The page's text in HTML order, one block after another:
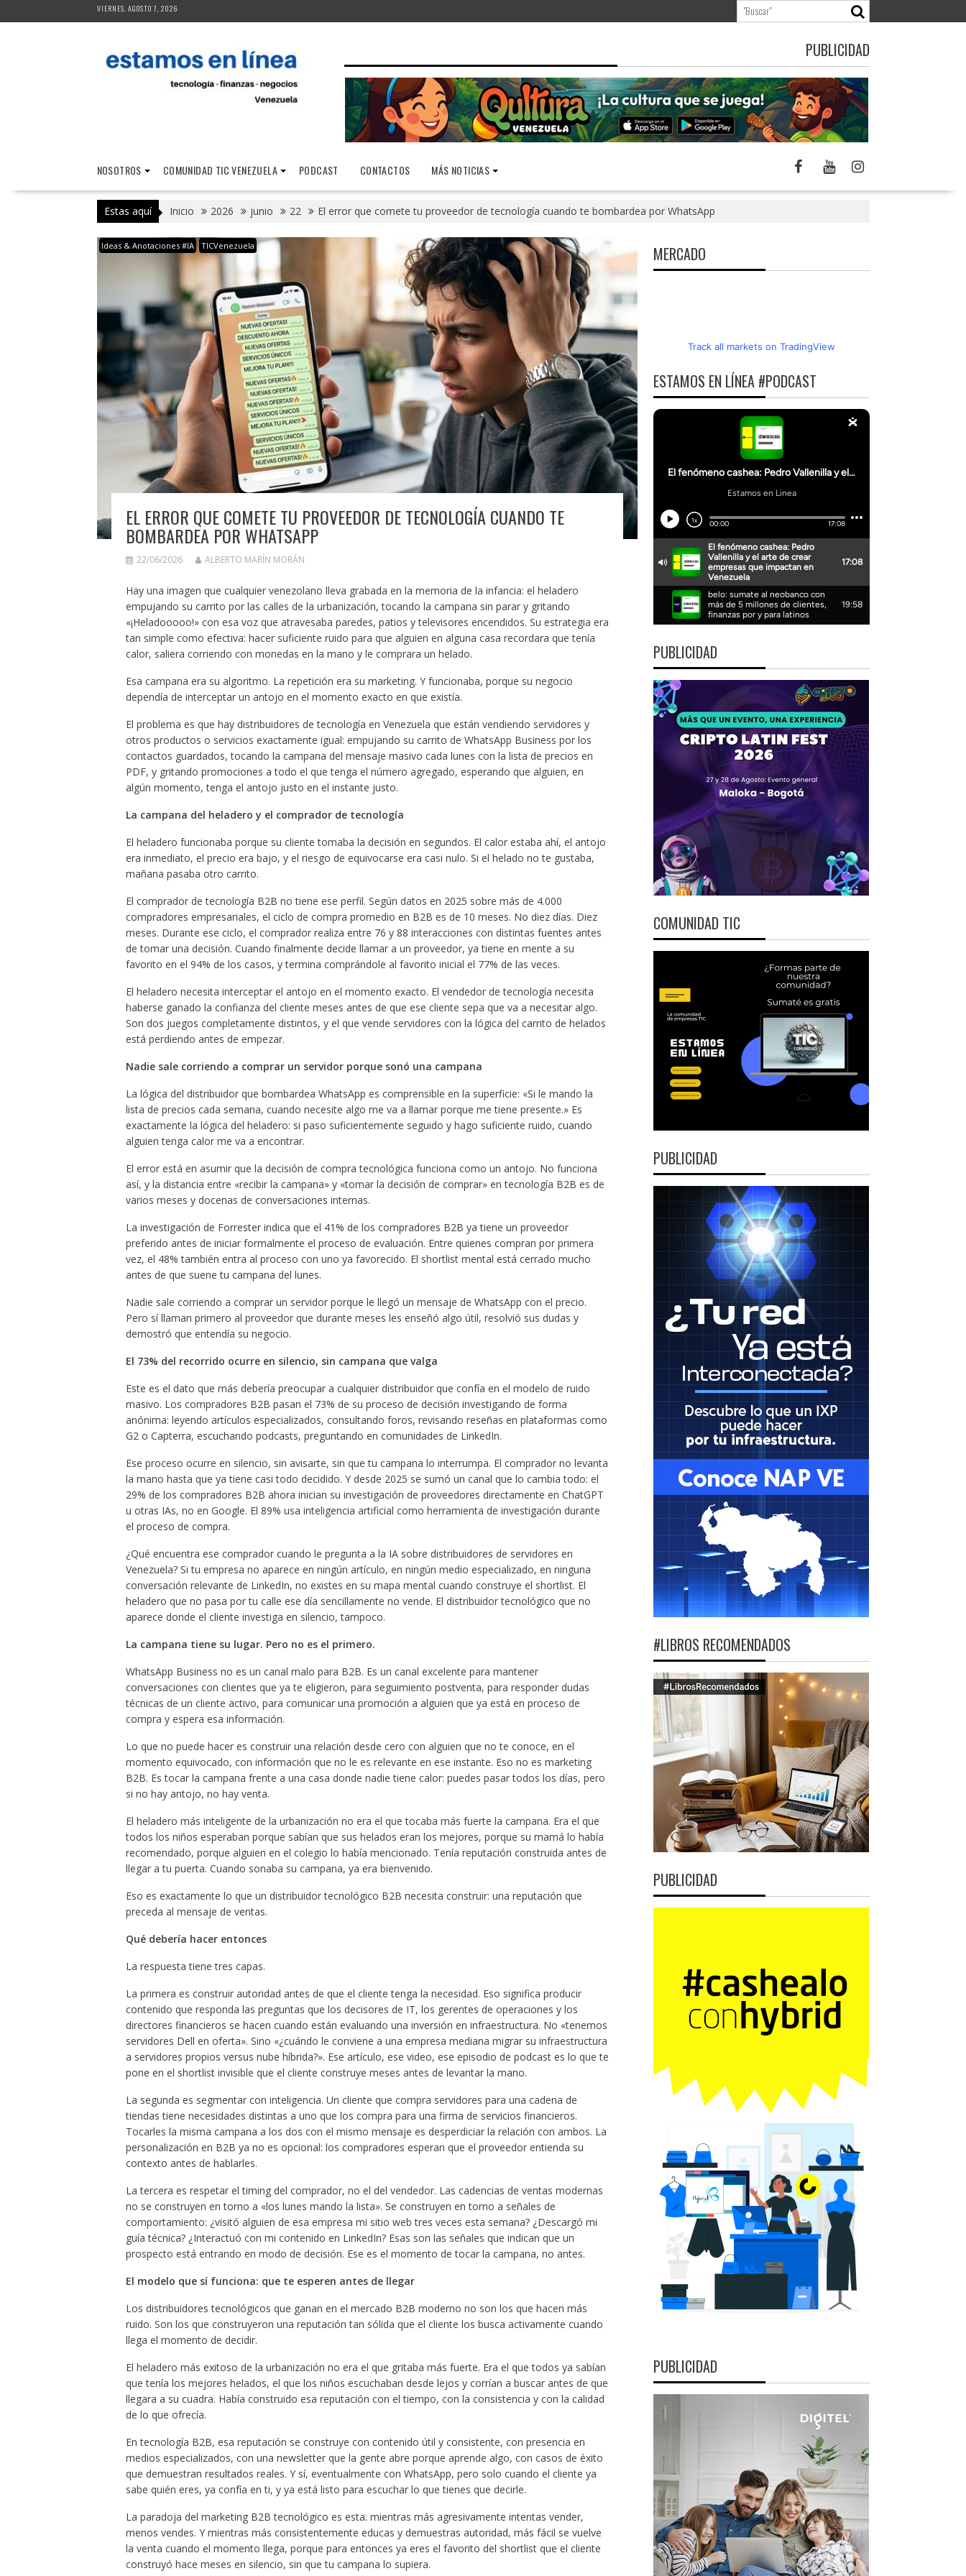
al
VIERNES, AGOSTO 7, 2026
PUBLICIDAD
NOSOTROS COMUNIDAD TIC VENEZUELA PODCAST CONTACTOS MÁS NOTICIAS
Estas aquí Inicio 2026 junio 22 El error que comete tu proveedor de tecnología cuando te bombardea por WhatsApp
Ideas & Anotaciones #IA TICVenezuela
EL ERROR QUE COMETE TU PROVEEDOR DE TECNOLOGÍA CUANDO TE
BOMBARDEA POR WHATSAPP
22/06/2026 ALBERTO MARÍN MORÁN
Hay una imagen que cualquier venezolano lleva grabada en la memoria de la infancia: el heladero
empujando su carrito por las calles de la urbanización, tocando la campana sin parar y gritando
«¡Heladooooo!» con esa voz que atravesaba paredes, patios y televisores encendidos. Su estrategia era
tan simple como efectiva: hacer suficiente ruido para que alguien en alguna casa recordara que tenía
calor, saliera corriendo con monedas en la mano y le comprara un helado.
Esa campana era su algoritmo. La repetición era su marketing. Y funcionaba, porque su negocio
dependía de interceptar un antojo en el momento exacto en que existía.
El problema es que hay distribuidores de tecnología en Venezuela que están vendiendo servidores y
otros productos o servicios exactamente igual: empujando su carrito de WhatsApp Business por los
contactos guardados, tocando la campana del mensaje masivo cada lunes con la lista de precios en
PDF, y gritando promociones a todo el que tenga el número agregado, esperando que alguien, en
algún momento, tenga el antojo justo en el instante justo.
La campana del heladero y el comprador de tecnología
El heladero funcionaba porque su cliente tomaba la decisión en segundos. El calor estaba ahí, el antojo
era inmediato, el precio era bajo, y el riesgo de equivocarse era casi nulo. Si el helado no te gustaba,
mañana pasaba otro carrito.
El comprador de tecnología B2B no tiene ese perfil. Según datos en 2025 sobre más de 4.000
compradores empresariales, el ciclo de compra promedio en B2B es de 10 meses. No diez días. Diez
meses. Durante ese ciclo, el comprador realiza entre 76 y 88 interacciones con distintas fuentes antes
de tomar una decisión. Cuando finalmente decide llamar a un proveedor, ya tiene en mente a su
favorito en el 94% de los casos, y termina comprándole al favorito inicial el 77% de las veces.
El heladero necesita interceptar el antojo en el momento exacto. El vendedor de tecnología necesita
haberse ganado la confianza del cliente meses antes de que ese cliente sepa que va a necesitar algo.
Son dos juegos completamente distintos, y el que vende servidores con la lógica del carrito de helados
está perdiendo antes de empezar.
Nadie sale corriendo a comprar un servidor porque sonó una campana
La lógica del distribuidor que bombardea WhatsApp es comprensible en la superficie: «Si le mando la
lista de precios cada semana, cuando necesite algo me va a llamar porque me tiene presente.» Es
exactamente la lógica del heladero: si paso suficientemente seguido y hago suficiente ruido, cuando
alguien tenga calor me va a encontrar.
El error está en asumir que la decisión de compra tecnológica funciona como un antojo. No funciona
así, y la distancia entre «recibir la campana» y «tomar la decisión de comprar» en tecnología B2B es de
varios meses y docenas de conversaciones internas.
La investigación de Forrester indica que el 41% de los compradores B2B ya tiene un proveedor
preferido antes de iniciar formalmente el proceso de evaluación. Entre quienes compran por primera
vez, el 48% también entra al proceso con uno ya favorecido. El shortlist mental está cerrado mucho
antes de que suene tu campana del lunes.
Nadie sale corriendo a comprar un servidor porque le llegó un mensaje de WhatsApp con el precio.
Pero sí llaman primero al proveedor que durante meses les enseñó algo útil, resolvió sus dudas y
demostró que entendía su negocio.
El 73% del recorrido ocurre en silencio, sin campana que valga
Este es el dato que más debería preocupar a cualquier distribuidor que confía en el modelo de ruido
masivo. Los compradores B2B pasan el 73% de su proceso de decisión investigando de forma
anónima: leyendo artículos especializados, consultando foros, revisando reseñas en plataformas como
G2 o Capterra, escuchando podcasts, preguntando en comunidades de LinkedIn.
Ese proceso ocurre en silencio, sin avisarte, sin que tu campana lo interrumpa. El comprador no levanta
la mano hasta que ya tiene casi todo decidido. Y desde 2025 se sumó un canal que lo cambia todo: el
29% de los compradores B2B ahora inician su investigación de proveedores directamente en ChatGPT
u otras IAs, no en Google. El 89% usa inteligencia artificial como herramienta de investigación durante
el proceso de compra.
¿Qué encuentra ese comprador cuando le pregunta a la IA sobre distribuidores de servidores en
Venezuela? Si tu empresa no aparece en ningún artículo, en ningún medio especializado, en ninguna
conversación relevante de LinkedIn, no existes en su mapa mental cuando construye el shortlist. El
heladero que no pasa por tu calle ese día sencillamente no vende. El distribuidor tecnológico que no
aparece donde el cliente investiga en silencio, tampoco.
La campana tiene su lugar. Pero no es el primero.
WhatsApp Business no es un canal malo para B2B. Es un canal excelente para mantener
conversaciones con clientes que ya te eligieron, para seguimiento postventa, para responder dudas
técnicas de un cliente activo, para comunicar una promoción a alguien que ya está en proceso de
compra y espera esa información.
Lo que no puede hacer es construir una relación desde cero con alguien que no te conoce, en el
momento equivocado, con información que no le es relevante en ese instante. Eso no es marketing
B2B. Es tocar la campana frente a una casa donde nadie tiene calor: puedes pasar todos los días, pero
si no hay antojo, no hay venta.
El heladero más inteligente de la urbanización no era el que tocaba más fuerte la campana. Era el que
todos los niños esperaban porque sabían que sus helados eran los mejores, porque su mamá lo había
recomendado, porque alguien en el colegio lo había mencionado. Tenía reputación construida antes de
llegar a tu puerta. Cuando sonaba su campana, ya era bienvenido.
Eso es exactamente lo que un distribuidor tecnológico B2B necesita construir: una reputación que
preceda al mensaje de ventas.
Qué debería hacer entonces
La respuesta tiene tres capas.
La primera es construir autoridad antes de que el cliente tenga la necesidad. Eso significa producir
contenido que responda las preguntas que los decisores de IT, los gerentes de operaciones y los
directores financieros se hacen cuando están evaluando una inversión en infraestructura. No «tenemos
servidores Dell en oferta». Sino «¿cuándo le conviene a una empresa mediana migrar su infraestructura
a servidores propios versus nube híbrida?». Ese artículo, ese video, ese episodio de podcast es lo que te
pone en el shortlist invisible que el cliente construye meses antes de levantar la mano.
La segunda es segmentar con inteligencia. Un cliente que compra servidores para una cadena de
tiendas tiene necesidades distintas a uno que los compra para una firma de servicios financieros.
Tocarles la misma campana a los dos con el mismo mensaje es desperdiciar la relación con ambos. La
personalización en B2B ya no es opcional: los compradores esperan que el proveedor entienda su
contexto antes de hablarles.
La tercera es respetar el timing del comprador, no el del vendedor. Las cadencias de ventas modernas
no se construyen en torno a «los lunes mando la lista». Se construyen en torno a señales de
comportamiento: ¿visitó alguien de esa empresa mi sitio web tres veces esta semana? ¿Descargó mi
guía técnica? ¿Interactuó con mi contenido en LinkedIn? Esas son las señales que indican que un
prospecto está entrando en modo de decisión. Ese es el momento de tocar la campana, no antes.
El modelo que sí funciona: que te esperen antes de llegar
Los distribuidores tecnológicos que ganan en el mercado B2B moderno no son los que hacen más
ruido. Son los que construyeron una reputación tan sólida que el cliente los busca activamente cuando
llega el momento de decidir.
El heladero más exitoso de la urbanización no era el que gritaba más fuerte. Era el que todos ya sabían
que tenía los mejores helados, el que los niños escuchaban desde lejos y corrían a buscar antes de que
llegara a su cuadra. Había construido esa reputación con el tiempo, con la consistencia y con la calidad
de lo que ofrecía.
En tecnología B2B, esa reputación se construye con contenido útil y consistente, con presencia en
medios especializados, con una newsletter que la gente abre porque aprende algo, con casos de éxito
que demuestran resultados reales. Y sí, eventualmente con WhatsApp, pero solo cuando el cliente ya
sabe quién eres, ya confía en ti, y ya está listo para escuchar lo que tienes que decirle.
La paradoja del marketing B2B tecnológico es esta: mientras más agresivamente intentas vender,
menos vendes. Y mientras más consistentemente educas y demuestras autoridad, más fácil se vuelve
la venta cuando el momento llega, porque para entonces ya eres el favorito del shortlist que el cliente
construyó hace meses en silencio, sin que tu campana lo supiera.
MERCADO
Track all markets on TradingView
ESTAMOS EN LÍNEA #PODCAST
PUBLICIDAD
COMUNIDAD TIC
PUBLICIDAD
#LIBROS RECOMENDADOS
PUBLICIDAD
PUBLICIDAD